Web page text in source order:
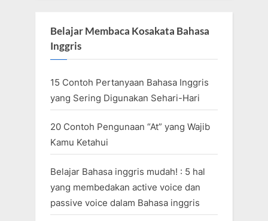
Belajar Membaca Kosakata Bahasa
Inggris
15 Contoh Pertanyaan Bahasa Inggris
yang Sering Digunakan Sehari-Hari
20 Contoh Pengunaan “At” yang Wajib
Kamu Ketahui
Belajar Bahasa inggris mudah! : 5 hal
yang membedakan active voice dan
passive voice dalam Bahasa inggris